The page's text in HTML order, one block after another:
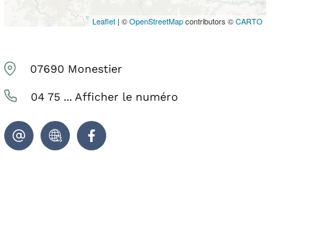
Leaflet | ©OpenStreetMapcontributors ©CARTO
07690 Monestier
04 75 ... Afficher le numéro